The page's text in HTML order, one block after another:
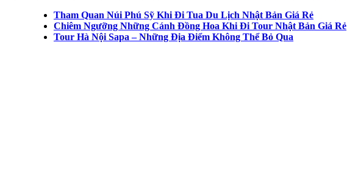
Tham Quan Núi Phú Sỹ Khi Đi Tua Du Lịch Nhật Bản Giá Rẻ
Chiêm Ngưỡng Những Cánh Đồng Hoa Khi Đi Tour Nhật Bản Giá Rẻ
Tour Hà Nội Sapa – Những Địa Điểm Không Thể Bỏ Qua